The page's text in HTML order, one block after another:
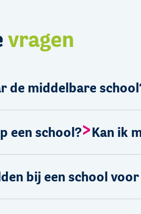
vragen
de middelbare
een school? Kan ik
bij een school